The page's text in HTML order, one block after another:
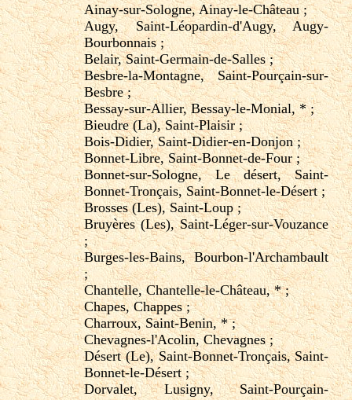
Ainay-sur-Sologne, Ainay-le-Château ;
Augy, Saint-Léopardin-d'Augy, Augy-
Bourbonnais ;
Belair, Saint-Germain-de-Salles ;
Besbre-la-Montagne, Saint-Pourçain-sur-
Besbre ;
Bessay-sur-Allier, Bessay-le-Monial, * ;
Bieudre (La), Saint-Plaisir ;
Bois-Didier, Saint-Didier-en-Donjon ;
Bonnet-Libre, Saint-Bonnet-de-Four ;
Bonnet-sur-Sologne, Le désert, Saint-
Bonnet-Tronçais, Saint-Bonnet-le-Désert ;
Brosses (Les), Saint-Loup ;
Bruyères (Les), Saint-Léger-sur-Vouzance
;
Burges-les-Bains, Bourbon-l'Archambault
;
Chantelle, Chantelle-le-Château, * ;
Chapes, Chappes ;
Charroux, Saint-Benin, * ;
Chevagnes-l'Acolin, Chevagnes ;
Désert (Le), Saint-Bonnet-Tronçais, Saint-
Bonnet-le-Désert ;
Dorvalet, Lusigny, Saint-Pourçain-